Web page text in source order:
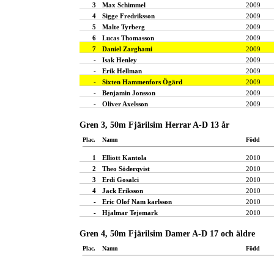
3
Max Schimmel
2009
4
Sigge Fredriksson
2009
5
Malte Tyrberg
2009
6
Lucas Thomasson
2009
7
Daniel Zarghami
2009
-
Isak Henley
2009
-
Erik Hellman
2009
-
Sixten Hammenfors Ögärd
2009
-
Benjamin Jonsson
2009
-
Oliver Axelsson 2009
Gren 3, 50m Fjärilsim Herrar A-D 13 år
Plac. Namn Född
1 Elliott Kantola
2010
2
Theo Söderqvist
2010
3
Erdi Gosalci
2010
4
Jack Eriksson
2010
-
Eric Olof Nam karlsson
2010
-
Hjalmar Tejemark 2010
Gren 4, 50m Fjärilsim Damer A-D 17 och äldre
Plac. Namn Född